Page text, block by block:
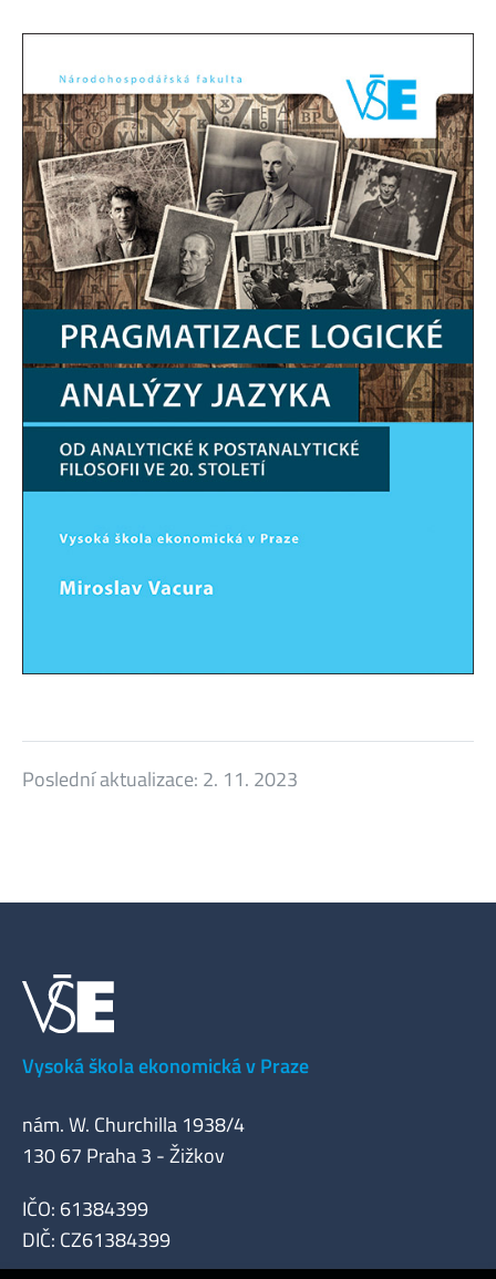
Poslední aktualizace: 2. 11. 2023
Vysoká škola ekonomická v Praze
nám. W. Churchilla 1938/4
130 67 Praha 3 - Žižkov
IČO: 61384399
DIČ: CZ61384399